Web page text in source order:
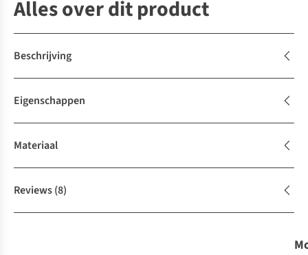
Alles over dit product
Beschrijving
Eigenschappen
Materiaal
Reviews(8)